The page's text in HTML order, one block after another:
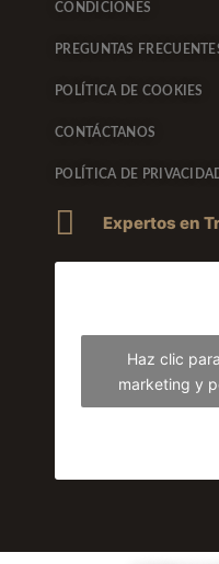
CONDICIONES
PREGUNTAS
POLÍTICA DE COOKIES
CONTÁCTANOS
POLÍTICA DE
Expertos en
Haz clic
marketing y